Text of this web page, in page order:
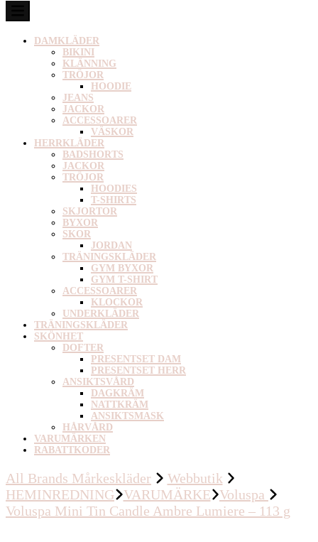
DAMKLÄDER
BIKINI
KLÄNNING
TRÖJOR
HOODIE
JEANS
JACKOR
ACCESSOARER
VÄSKOR
HERRKLÄDER
BADSHORTS
JACKOR
TRÖJOR
HOODIES
T-SHIRTS
SKJORTOR
BYXOR
SKOR
JORDAN
TRÄNINGSKLÄDER
GYM BYXOR
GYM T-SHIRT
ACCESSOARER
KLOCKOR
UNDERKLÄDER
TRÄNINGSKLÄDER
SKÖNHET
DOFTER
PRESENTSET DAM
PRESENTSET HERR
ANSIKTSVÅRD
DAGKRÄM
NATTKRÄM
ANSIKTSMASK
HÅRVÅRD
VARUMÄRKEN
RABATTKODER
All Brands Mårkeskläder
Webbutik
HEMINREDNING VARUMÄRKE Voluspa
Voluspa Mini Tin Candle Ambre Lumiere – 113 g